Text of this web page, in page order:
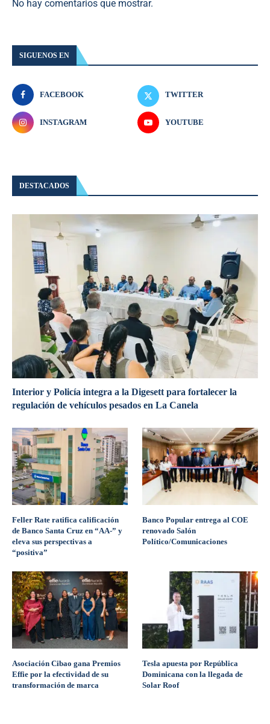
No hay comentarios que mostrar.
SIGUENOS EN
FACEBOOK TWITTER
INSTAGRAM YOUTUBE
DESTACADOS
Interior y Policía integra a la Digesett para fortalecer la
regulación de vehículos pesados en La Canela
Feller Rate ratifica calificación
de Banco Santa Cruz en “AA-” y
eleva sus perspectivas a
“positiva”
Banco Popular entrega al COE
renovado Salón
Político/Comunicaciones
Asociación Cibao gana Premios
Effie por la efectividad de su
transformación de marca
Tesla apuesta por República
Dominicana con la llegada de
Solar Roof